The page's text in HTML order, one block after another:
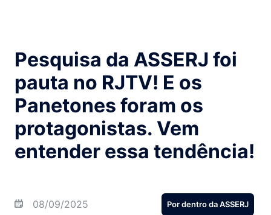
Pesquisa da ASSERJ foi
pauta no RJTV! E os
Panetones foram os
protagonistas. Vem
entender essa tendência!
08/09/2025 Por dentro da ASSERJ